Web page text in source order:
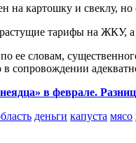
на картошку и свеклу, но
тарифы на ЖКУ,
ее словам,
сопровождении
в феврале.
деньги капуста мясо